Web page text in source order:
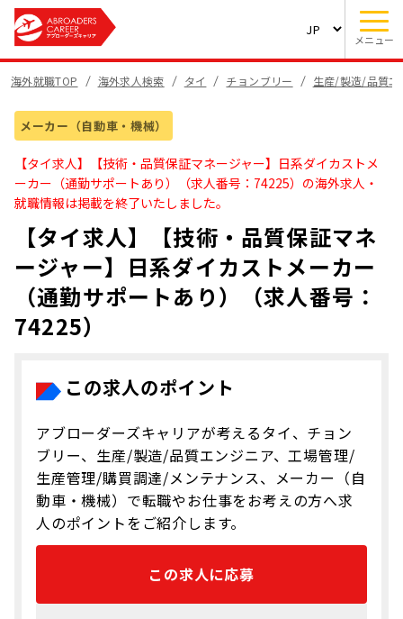
メニュー
海外就職TOP 海外求人検索 タイ チョンブリー 生産/製造/品質エ
メーカー（自動車・機械）
【タイ求人】【技術・品質保証マネージャー】日系ダイカストメ
ーカー（通勤サポートあり）（求人番号：74225）の海外求人・
就職情報は掲載を終了いたしました。
【タイ求人】【技術・品質保証マネ
ージャー】日系ダイカストメーカー
（通勤サポートあり）（求人番号：
74225）
この求人のポイント
アブローダーズキャリアが考えるタイ、チョン
ブリー、生産/製造/品質エンジニア、工場管理/
生産管理/購買調達/メンテナンス、メーカー（自
動車・機械）で転職やお仕事をお考えの方へ求
人のポイントをご紹介します。
この求人に応募